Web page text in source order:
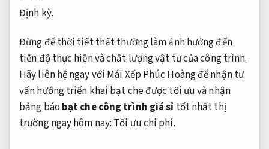
Định kỳ.
Đừng để thời tiết thất thường làm ảnh hưởng đến
tiến độ thực hiện và chất lượng vật tư của công trình.
Hãy liên hệ ngay với Mái Xếp Phúc Hoàng để nhận tư
vấn hướng triển khai bạt che được tối ưu và nhận
bảng báo bạt che công trình giá sỉ tốt nhất thị
trường ngay hôm nay: Tối ưu chi phí.